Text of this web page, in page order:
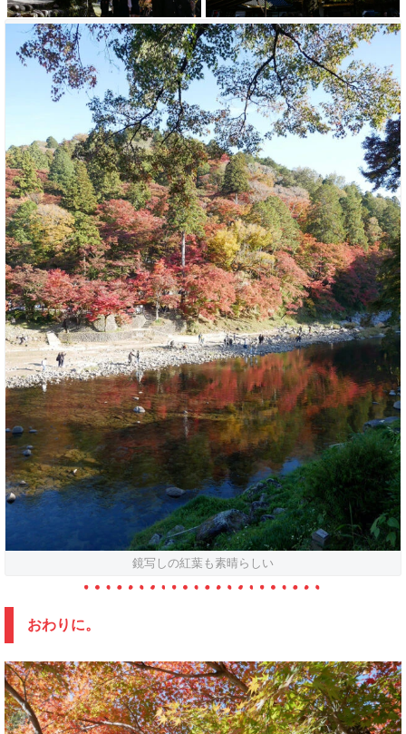
鏡写しの紅葉も素晴らしい
おわりに。